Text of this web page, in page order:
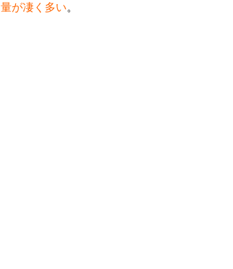
量が凄く多い。